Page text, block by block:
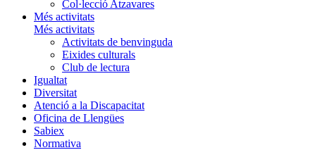
Col·lecció Atzavares
Més activitats
Més activitats
Activitats de benvinguda
Eixides culturals
Club de lectura
Igualtat
Diversitat
Atenció a la Discapacitat
Oficina de Llengües
Sabiex
Normativa